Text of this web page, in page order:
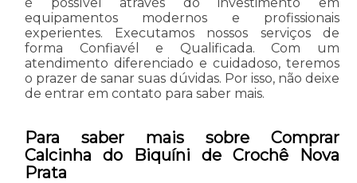
equipamentos modernos e profissionais
experientes. Executamos nossos serviços de
forma Confiavél e Qualificada. Com um
atendimento diferenciado e cuidadoso, teremos
o prazer de sanar suas dúvidas. Por isso, não deixe
de entrar em contato para saber mais.
Para saber mais sobre Comprar
Calcinha do Biquíni de Crochê Nova
Prata